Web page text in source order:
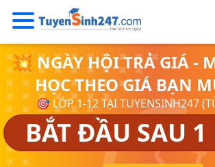
💥 NGÀY HỘI TRẢ GIÁ -
HỌC THEO GIÁ BẠN
🎯 LỚP 1-12 TẠI TUYENSINH247
BẮT ĐẦU SAU 1